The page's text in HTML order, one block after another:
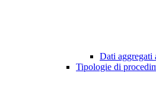
Dati aggregati
Tipologie di